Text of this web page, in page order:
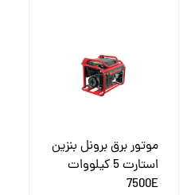
موتور برق برونل بنزین
استارت 5 کیلووات
7500E